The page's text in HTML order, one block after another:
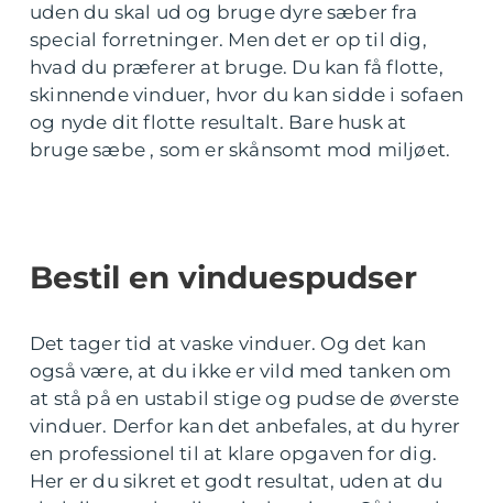
uden du skal ud og bruge dyre sæber fra
special forretninger. Men det er op til dig,
hvad du præferer at bruge. Du kan få flotte,
skinnende vinduer, hvor du kan sidde i sofaen
og nyde dit flotte resultalt. Bare husk at
bruge sæbe , som er skånsomt mod miljøet.
Bestil en vinduespudser
Det tager tid at vaske vinduer. Og det kan
også være, at du ikke er vild med tanken om
at stå på en ustabil stige og pudse de øverste
vinduer. Derfor kan det anbefales, at du hyrer
en professionel til at klare opgaven for dig.
Her er du sikret et godt resultat, uden at du